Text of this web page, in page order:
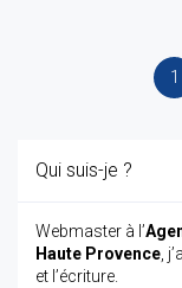
1
Qui suis-je ?
Webmaster à l’
Haute Provence ,
et l’écriture.